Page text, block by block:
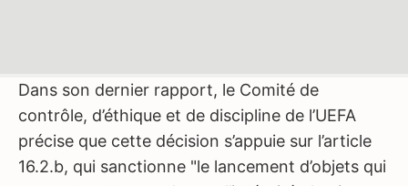
Dans son dernier rapport, le Comité de
contrôle, d’éthique et de discipline de l’UEFA
précise que cette décision s’appuie sur l’article
16.2.b, qui sanctionne "le lancement d’objets qui